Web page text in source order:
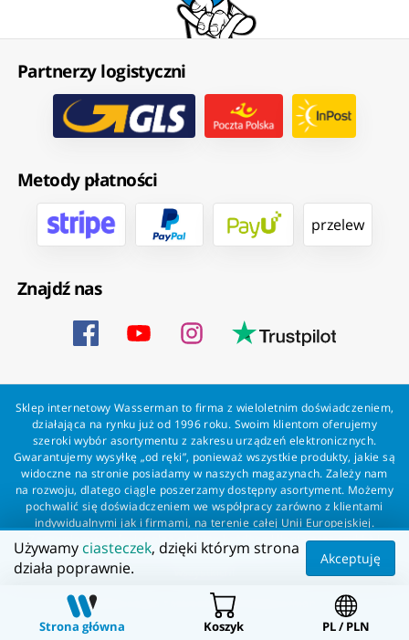
Partnerzy logistyczni
Metody płatności
przelew
Znajdź nas
Sklep internetowy Wasserman to firma z wieloletnim doświadczeniem,
działająca na rynku już od 1996 roku. Swoim klientom oferujemy
szeroki wybór asortymentu z zakresu urządzeń elektronicznych.
Gwarantujemy wysyłkę „od ręki”, ponieważ wszystkie produkty, jakie są
widoczne na stronie posiadamy w naszych magazynach. Zależy nam
na rozwoju, dlatego ciągle poszerzamy dostępny asortyment. Możemy
pochwalić się doświadczeniem we współpracy zarówno z klientami
indywidualnymi jak i firmami, na terenie całej Unii Europejskiej.
Zapewniamy profesjonalną obsługę każdego klienta oraz szybką i
bezproblemową realizację zamówień. Wasserman - wszystko dla
Wszelkie prawa zastrzeżone dla Wasserman.eu
Strona główna Koszyk PL / PLN
Używamy ciasteczek, dzięki którym strona
działa poprawnie.
Akceptuję